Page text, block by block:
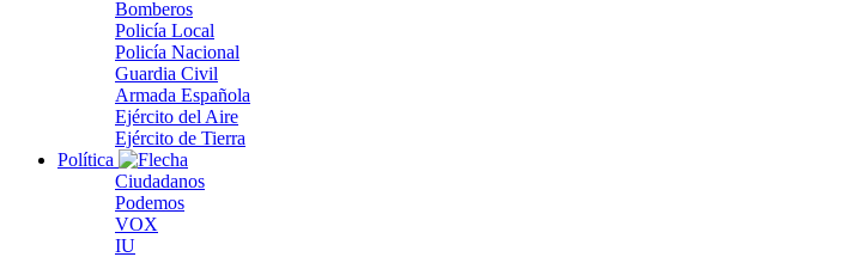
Bomberos
Policía Local
Policía Nacional
Guardia Civil
Armada Española
Ejército del Aire
Ejército de Tierra
Política
Ciudadanos
Podemos
VOX
IU